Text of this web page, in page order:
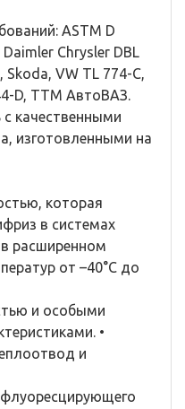
ASTM D
Chrysler DBL
Skoda, VW TL 774-C,
D, TTM АвтоВАЗ.
качественными
изготовленными на
которая
в системах
расширенном
от –40°С до
и особыми
•
и